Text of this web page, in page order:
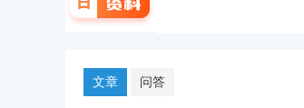
文章 问答